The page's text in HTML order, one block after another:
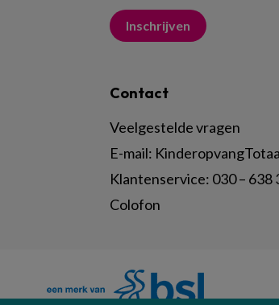
Inschrijven
Contact
Veelgestelde vragen
E-mail:
Klantenservice: 030 – 638
Colofon